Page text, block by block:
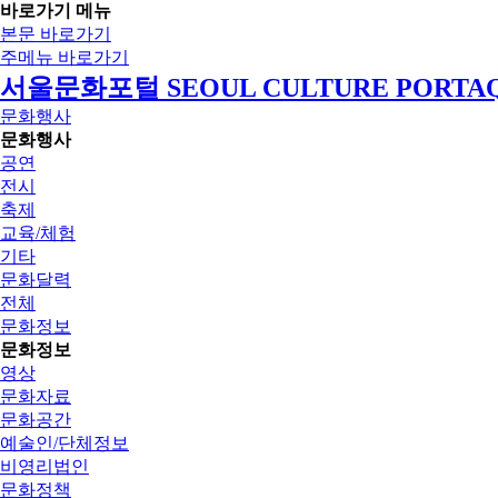
바로가기 메뉴
본문 바로가기
주메뉴 바로가기
서울문화포털 SEOUL CULTURE
문화행사
문화행사
공연
전시
축제
교육/체험
기타
문화달력
전체
문화정보
문화정보
영상
문화자료
문화공간
예술인/단체정보
비영리법인
문화정책